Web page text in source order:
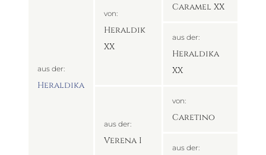
aus der:
Heraldika
von:
Heraldik
XX
Caramel XX
aus der:
Heraldika
XX
aus der:
Verena I
von:
Caretino
aus der: